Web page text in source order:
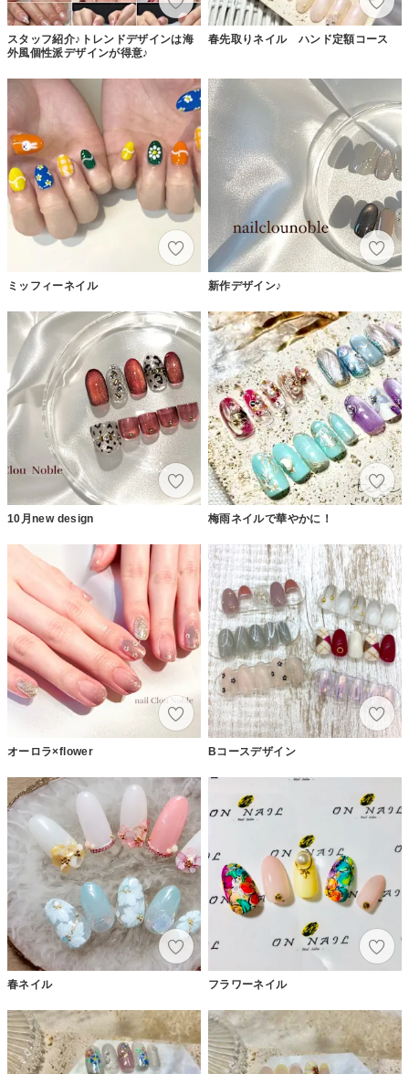
スタッフ紹介♪トレンドデザインは海
外風個性派デザインが得意♪
春先取りネイル ハンド定額コース
ミッフィーネイル 新作デザイン♪
10月new design 梅雨ネイルで華やかに！
オーロラ×flower Bコースデザイン
春ネイル フラワーネイル